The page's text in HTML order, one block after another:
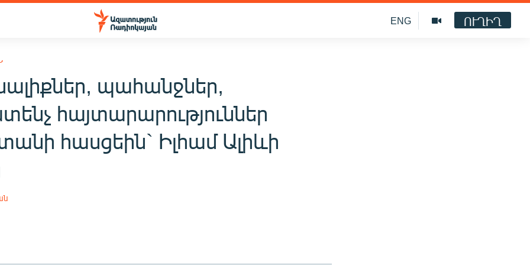
ENG ՈՒՂԻՂ
պահանջներ,
հայտարարություններ
հասցեին` Իլհամ Ալիևի